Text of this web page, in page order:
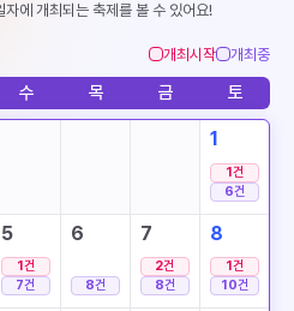
자에 개최되는 축제를 볼 수 있어요!
개최시작 개최중
수 목 금 토
1
1건
6건
5
1건
7건
6
8건
7
2건
8건
8
1건
10건